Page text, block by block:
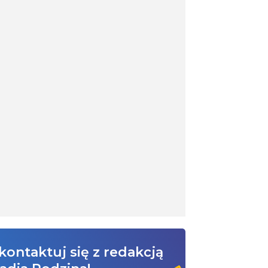
się z redakcją